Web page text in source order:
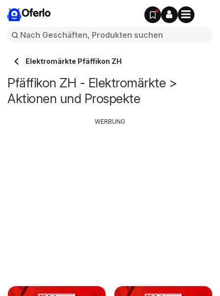
Oferlo
Elektromärkte Pfäffikon ZH
Pfäffikon ZH - Elektromärkte >
Aktionen und Prospekte
WERBUNG